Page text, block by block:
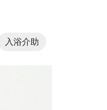
入浴介助